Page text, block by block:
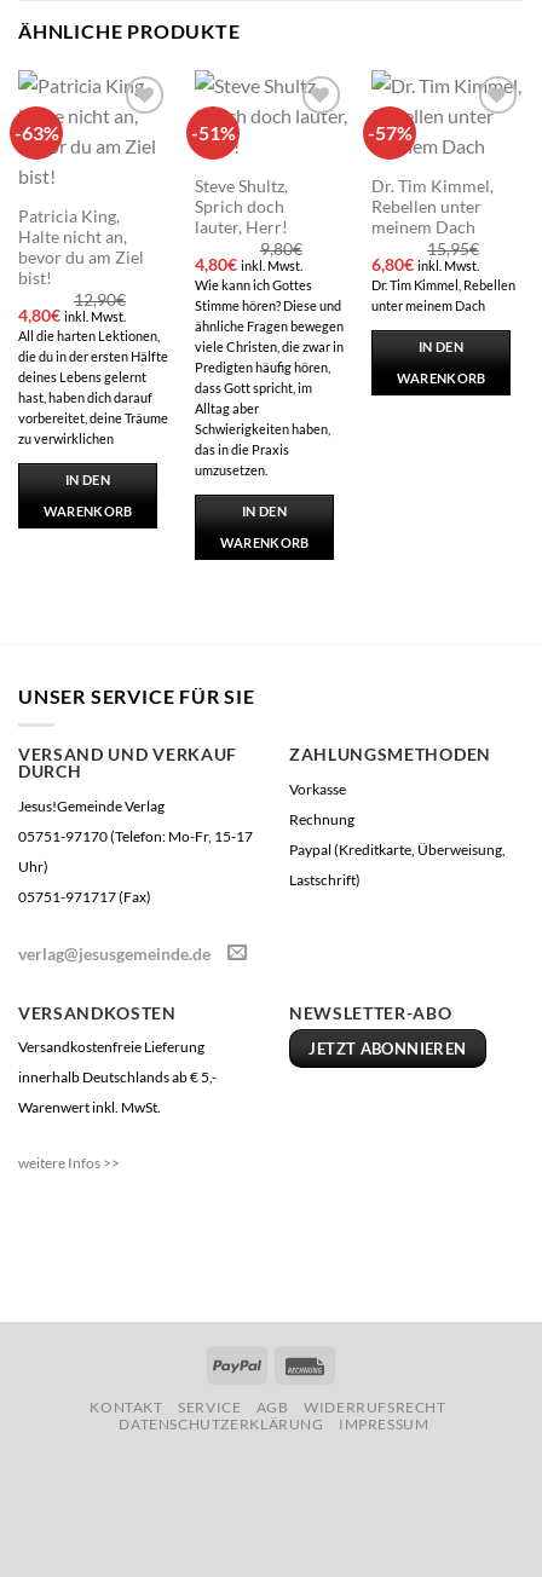
ÄHNLICHE PRODUKTE
-63%
Add to
wishlist
Patricia King,
Halte nicht an,
bevor du am Ziel
bist!
12,90€
Ursprünglicher
Preis
war:
12,90€
4,80€Aktueller
Preis
ist:
4,80€.
inkl. Mwst.
All die harten Lektionen,
die du in der ersten Hälfte
deines Lebens gelernt
hast, haben dich darauf
vorbereitet, deine Träume
zu verwirklichen
IN DEN
WARENKORB
-51%
Steve Shultz,
Sprich doch
lauter, Herr!
9,80€
Ursprünglicher
Preis
war:
9,80€
4,80€Aktueller
Preis
ist:
4,80€.
inkl. Mwst.
Wie kann ich Gottes
Stimme hören? Diese und
ähnliche Fragen bewegen
viele Christen, die zwar in
Predigten häufig hören,
dass Gott spricht, im
Alltag aber
Schwierigkeiten haben,
das in die Praxis
umzusetzen.
IN DEN
WARENKORB
-57%
wishlist
Dr. Tim Kimmel,
Rebellen unter
meinem Dach
15,95€
Ursprünglicher
Preis
war:
15,95€
6,80€Aktueller
Preis
ist:
6,80€.
inkl. Mwst.
Dr. Tim Kimmel, Rebellen
unter meinem Dach
IN DEN
WARENKORB
UNSER SERVICE FÜR SIE
VERSAND UND VERKAUF
DURCH
Jesus!Gemeinde Verlag
05751-97170 (Telefon: Mo-Fr, 15-17
Uhr)
05751-971717 (Fax)
verlag@jesusgemeinde.de
ZAHLUNGSMETHODEN
Vorkasse
Rechnung
Paypal (Kreditkarte, Überweisung,
Lastschrift)
VERSANDKOSTEN
Versandkostenfreie Lieferung
innerhalb Deutschlands ab € 5,-
Warenwert inkl. MwSt.
weitere Infos >>
NEWSLETTER-ABO
JETZT ABONNIEREN
PayPal
KONTAKT SERVICE AGB
WIDERRUFSRECHT
DATENSCHUTZERKLÄRUNG
IMPRESSUM